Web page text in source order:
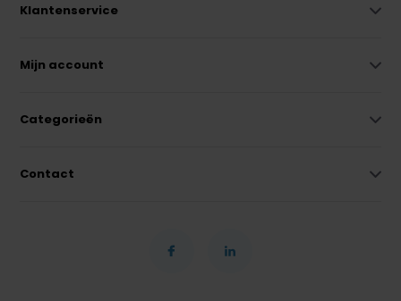
Klantenservice
Mijn account
Categorieën
Contact